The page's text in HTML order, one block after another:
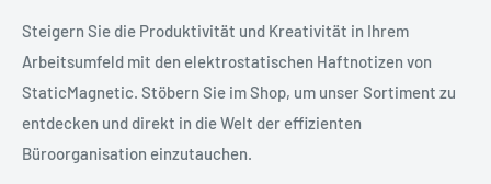
Steigern Sie die Produktivität und Kreativität in Ihrem
Arbeitsumfeld mit den elektrostatischen Haftnotizen von
StaticMagnetic. Stöbern Sie im Shop, um unser Sortiment zu
entdecken und direkt in die Welt der effizienten
Büroorganisation einzutauchen.